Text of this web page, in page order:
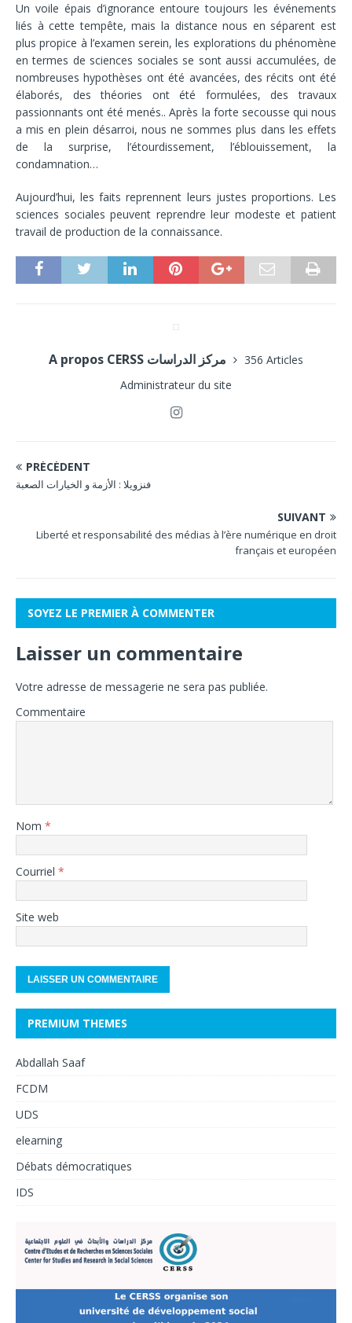
Un voile épais d’ignorance entoure toujours les événements
liés à cette tempête, mais la distance nous en séparent est
plus propice à l’examen serein, les explorations du phénomène
en termes de sciences sociales se sont aussi accumulées, de
nombreuses hypothèses ont été avancées, des récits ont été
élaborés, des théories ont été formulées, des travaux
passionnants ont été menés.. Après la forte secousse qui nous
a mis en plein désarroi, nous ne sommes plus dans les effets
de la surprise, l’étourdissement, l’éblouissement, la
condamnation…
Aujourd’hui, les faits reprennent leurs justes proportions. Les
sciences sociales peuvent reprendre leur modeste et patient
travail de production de la connaissance.
356 Articles
Administrateur du site
PRÉCÉDENT
فنزویلا : الأزمة و الخيارات الصعبة
SUIVANT
Liberté et responsabilité des médias à l’ère numérique en droit
français et européen
SOYEZ LE PREMIER À COMMENTER
Laisser un commentaire
Votre adresse de messagerie ne sera pas publiée.
Commentaire
Nom *
Courriel *
Site web
PREMIUM THEMES
Abdallah Saaf
FCDM
UDS
elearning
Débats démocratiques
IDS